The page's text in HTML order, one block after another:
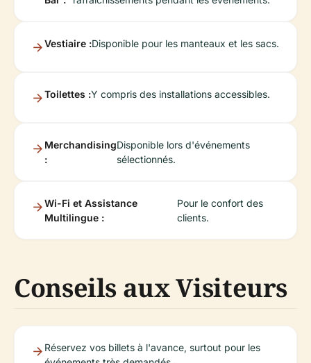
Vestiaire :Disponible pour les manteaux et les sacs.
Toilettes :Y compris des installations accessibles.
Merchandising
:
Disponible lors d'événements
sélectionnés.
Wi-Fi et Assistance
Multilingue :
Pour le confort des
clients.
Conseils aux Visiteurs
Réservez vos billets à l'avance, surtout pour les